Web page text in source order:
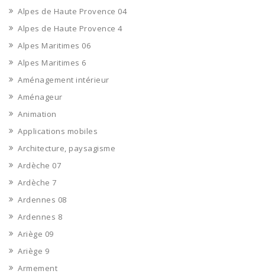
Alpes de Haute Provence 04
Alpes de Haute Provence 4
Alpes Maritimes 06
Alpes Maritimes 6
Aménagement intérieur
Aménageur
Animation
Applications mobiles
Architecture, paysagisme
Ardèche 07
Ardèche 7
Ardennes 08
Ardennes 8
Ariège 09
Ariège 9
Armement